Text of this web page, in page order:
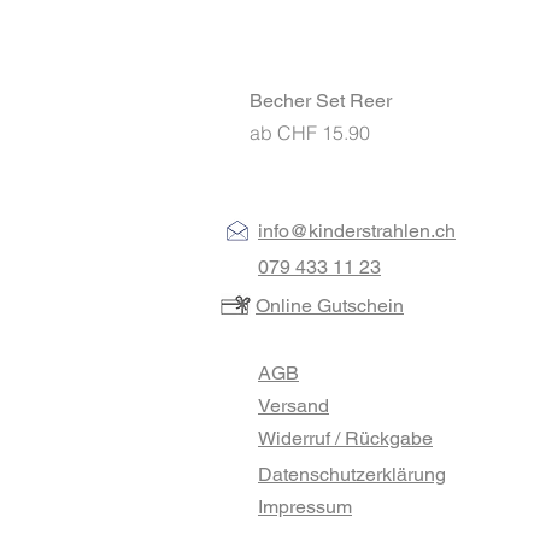
Becher Set Reer
ab
Standardpreis
CHF 15.90
Sale-Preis
info@kinderstrahlen.ch
079 433 11 23
Online Gutschein
AGB
Versand
Widerruf / Rückgabe
Datenschutzerklärung
Impressum